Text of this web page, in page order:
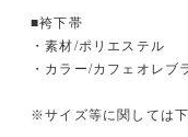
■袴下帯
・素材/ポリエステル
・カラー/カフェオレブ
※サイズ等に関しては